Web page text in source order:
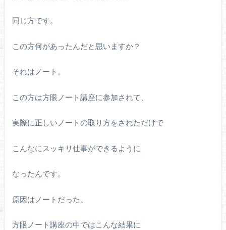
同じ方です。
この方何があったんだと思いますか？
それはノート。
この方は方眼ノート講座に参加されて、
実際に正しいノートの取り方をされただけで
こんなにスッキリ仕事ができるように
なったんです。
原因はノートだった。
方眼ノート講座の中ではこんな結果に